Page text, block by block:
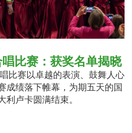
比赛：获奖名单揭晓
比赛以卓越的表演、鼓舞人心
成绩落下帷幕，为期五天的国
卢卡圆满结束。